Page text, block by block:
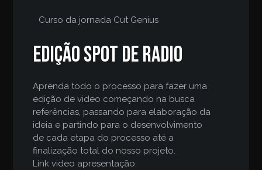
Curso da jornada Cut Genius
Edição spot de radio
Aprenda todo o processo para fazer uma
edição de video começando na busca
referências, passando para elaboração da
ideia e partindo para o desenvolvimento
de cada etapa do processo até a
finalização total do nosso projeto.
Link video apresentação: